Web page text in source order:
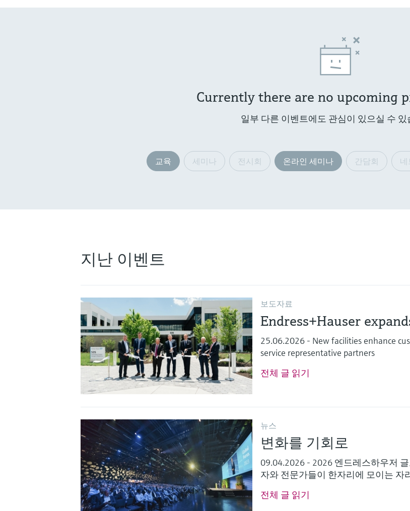
Currently there are no upcoming
일부 다른 이벤트에도 관심이 있으실 수 있
교육 세미나 전시회 온라인 세미나 간담회 네
지난 이벤트
보도자료
Endress+Hauser
25.06.2026 - New facilities enhance
service representative partners
전체 글 읽기
뉴스
변화를 기회로
09.04.2026 - 2026 엔드레스하우저
자와 전문가들이 한자리에 모이는 자
전체 글 읽기